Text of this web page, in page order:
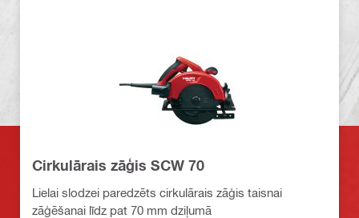
Cirkulārais zāģis SCW 70
Lielai slodzei paredzēts cirkulārais zāģis taisnai
zāģēšanai līdz pat 70 mm dziļumā